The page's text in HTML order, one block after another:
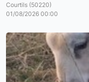
Courtils (50220)
01/08/2026 00:00